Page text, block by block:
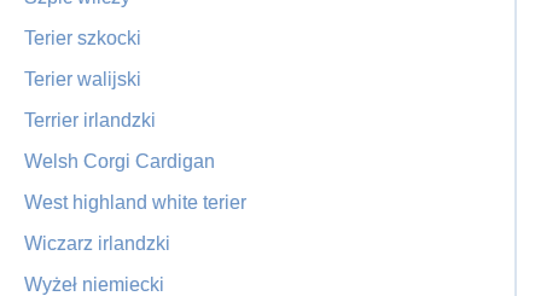
Terier szkocki
Terier walijski
Terrier irlandzki
Welsh Corgi Cardigan
West highland white terier
Wiczarz irlandzki
Wyżeł niemiecki